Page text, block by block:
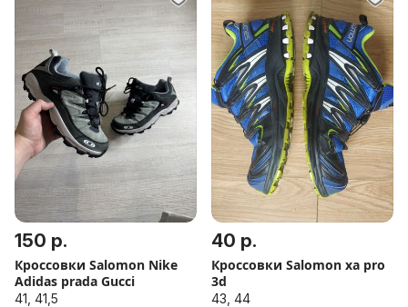
150 р.
Кроссовки Salomon Nike
Adidas prada Gucci
41, 41,5
40 р.
Кроссовки Salomon xa pro
3d
43, 44